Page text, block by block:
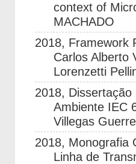
context of
MACHADO
2018, Framework
Carlos Alberto
Lorenzetti
2018,
Ambiente IEC
Villegas
2018, Monografia
Linha de